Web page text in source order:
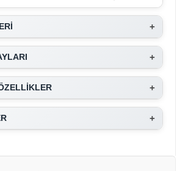
+
+
+
+